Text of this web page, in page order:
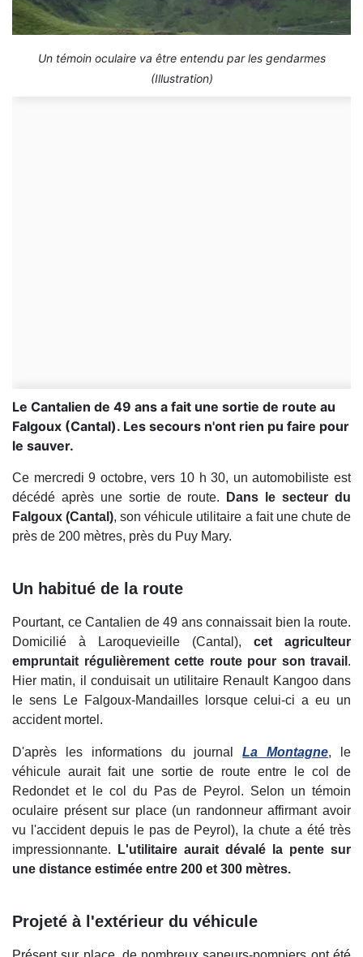
Un témoin oculaire va être entendu par les gendarmes
(Illustration)
Le Cantalien de 49 ans a fait une sortie de route au
Falgoux (Cantal). Les secours n'ont rien pu faire pour
le sauver.
Ce mercredi 9 octobre, vers 10 h 30, un automobiliste est
décédé après une sortie de route.
Dans le secteur du
Falgoux (Cantal), son véhicule utilitaire a fait une chute de
près de 200 mètres, près du Puy Mary.
Un habitué de la route
Pourtant, ce Cantalien de 49 ans connaissait bien la route.
Domicilié à Laroquevieille (Cantal), cet agriculteur
empruntait régulièrement cette route pour son travail .
Hier matin, il conduisait un utilitaire Renault Kangoo dans
le sens Le Falgoux-Mandailles lorsque celui-ci a eu un
accident mortel.
D'après les informations du journalLa Montagne, le
véhicule aurait fait une sortie de route entre le col de
Redondet et le col du Pas de Peyrol. Selon un témoin
oculaire présent sur place (un randonneur affirmant avoir
vu l'accident depuis le pas de Peyrol), la chute a été très
impressionnante.
L'utilitaire aurait dévalé la pente sur
une distance estimée entre 200 et 300 mètres.
Projeté à l'extérieur du véhicule